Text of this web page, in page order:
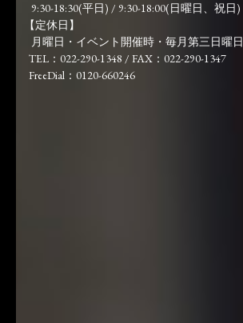
9:30-18:30(平日) / 9:30-18:00(日曜日、祝日)
【定休日】
月曜日・イベント開催時・毎月第三日曜日
TEL：022-290-1348 / FAX：022-290-1347
FreeDial：0120-660246